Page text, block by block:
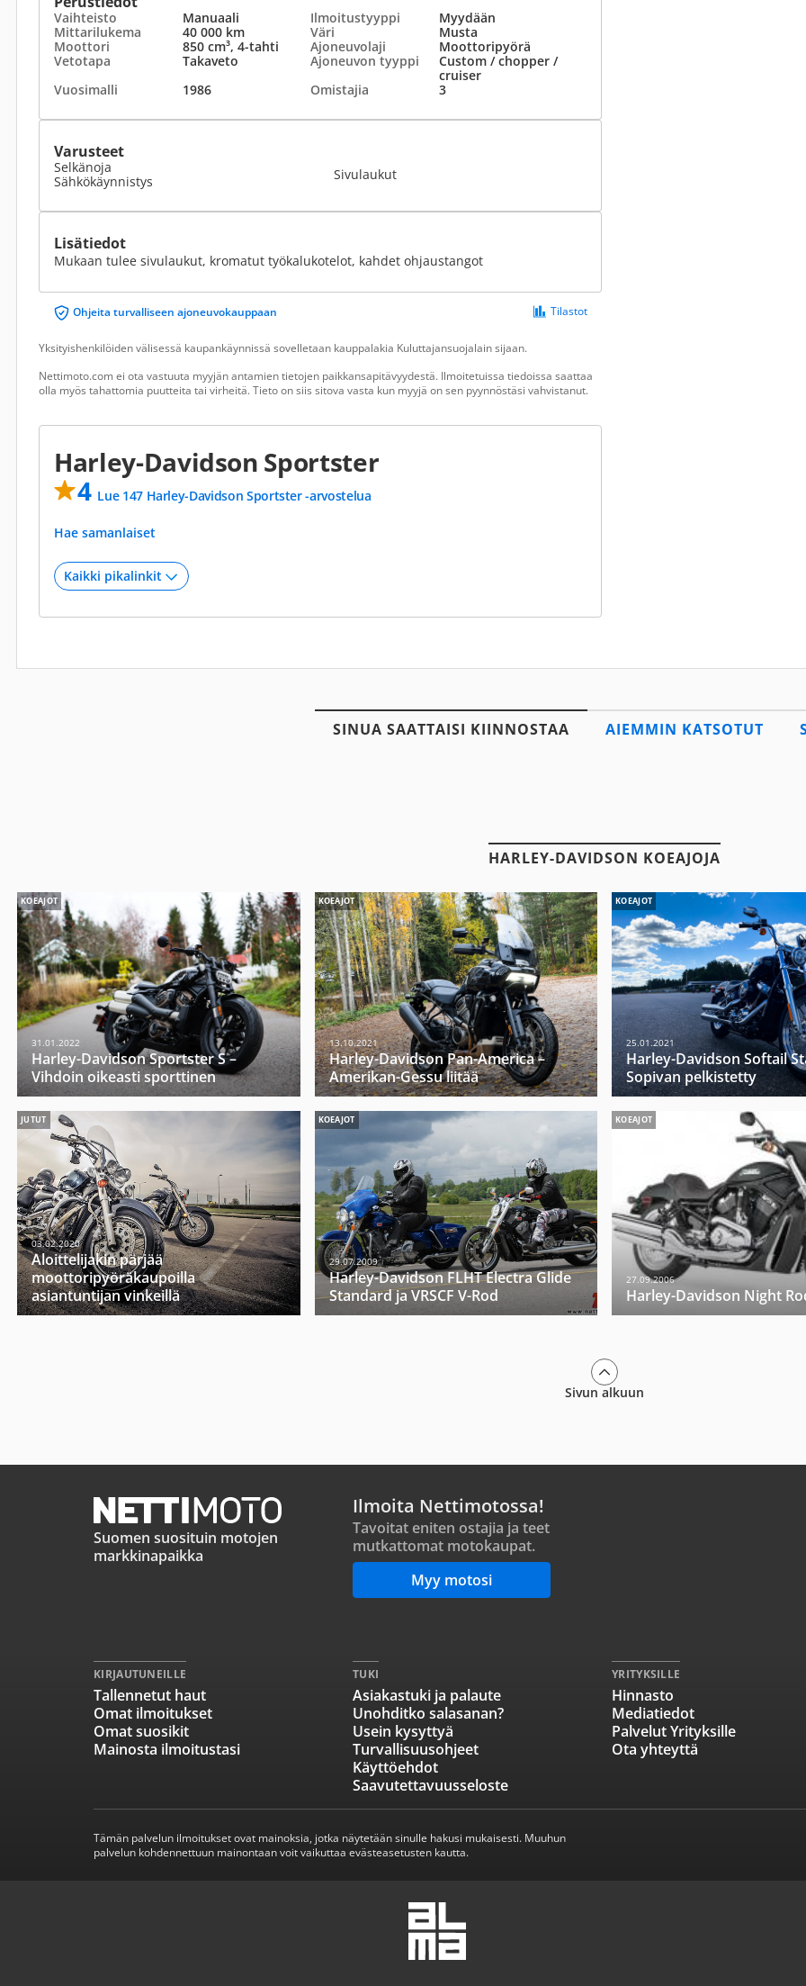
Vaihteisto Manuaali Ilmoitustyyppi
Myydään
Mittarilukema
40 000 km Väri
Musta
Moottori
850 cm³, 4-tahti Ajoneuvolaji
Moottoripyörä
Vetotapa
Takaveto Ajoneuvon tyyppi
Custom / chopper /
cruiser
Vuosimalli
1986 Omistajia 3
Varusteet
Selkänoja
Sähkökäynnistys
Sivulaukut
Lisätiedot
Mukaan tulee sivulaukut, kromatut työkalukotelot, kahdet ohjaustangot
Ohjeita turvalliseen ajoneuvokauppaan Tilastot
Yksityishenkilöiden välisessä kaupankäynnissä sovelletaan kauppalakia Kuluttajansuojalain sijaan.
Nettimoto.com ei ota vastuuta myyjän antamien tietojen paikkansapitävyydestä. Ilmoitetuissa tiedoissa saattaa
olla myös tahattomia puutteita tai virheitä. Tieto on siis sitova vasta kun myyjä on sen pyynnöstäsi vahvistanut.
Harley-Davidson Sportster
4 Lue 147 Harley-Davidson Sportster -arvostelua
Hae samanlaiset
SINUA SAATTAISI KIINNOSTAA AIEMMIN KATSOTUT
HARLEY-DAVIDSON KOEAJOJA
KOEAJOT
31.01.2022
Harley-Davidson Sportster S –
Vihdoin oikeasti sporttinen
KOEAJOT
13.10.2021
Harley-Davidson Pan-America –
Amerikan-Gessu liitää
KOEAJOT
25.01.2021
Harley-Davidson Softail
Sopivan pelkistetty
JUTUT
03.02.2020
Aloittelijakin pärjää
moottoripyöräkaupoilla
asiantuntijan vinkeillä
KOEAJOT
29.07.2009
Harley-Davidson FLHT Electra Glide
Standard ja VRSCF V-Rod
KOEAJOT
27.09.2006
Harley-Davidson Night
Sivun alkuun
Suomen suosituin motojen
markkinapaikka
Ilmoita Nettimotossa!
Tavoitat eniten ostajia ja teet
mutkattomat motokaupat.
Myy motosi
KIRJAUTUNEILLE
Tallennetut haut
Omat ilmoitukset
Omat suosikit
Mainosta ilmoitustasi
TUKI
Asiakastuki ja palaute
Unohditko salasanan?
Usein kysyttyä
Turvallisuusohjeet
Käyttöehdot
Saavutettavuusseloste
YRITYKSILLE
Hinnasto
Mediatiedot
Palvelut Yrityksille
Ota yhteyttä
Tämän palvelun ilmoitukset ovat mainoksia, jotka näytetään sinulle hakusi mukaisesti. Muuhun
palvelun kohdennettuun mainontaan voit vaikuttaa evästeasetusten kautta.